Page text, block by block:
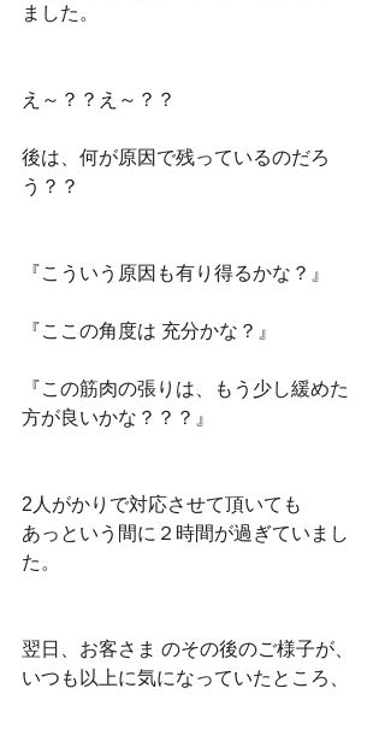
ました。
え～？？え～？？
後は、何が原因で残っているのだろ
う？？
『こういう原因も有り得るかな？』
『ここの角度は 充分かな？』
『この筋肉の張りは、もう少し緩めた
方が良いかな？？？』
2人がかりで対応させて頂いても
あっという間に２時間が過ぎていまし
た。
翌日、お客さま のその後のご様子が、
いつも以上に気になっていたところ、